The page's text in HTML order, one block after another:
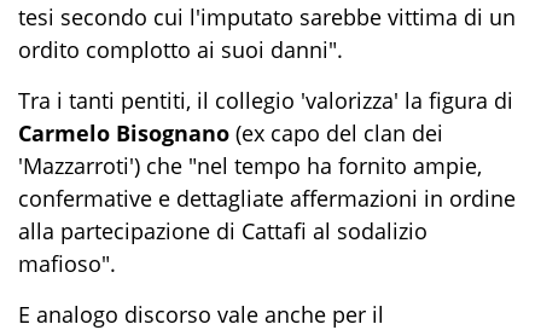
tesi secondo cui l'imputato sarebbe vittima di un
ordito complotto ai suoi danni".
Tra i tanti pentiti, il collegio 'valorizza' la figura di
Carmelo Bisognano (ex capo del clan dei
'Mazzarroti') che "nel tempo ha fornito ampie,
confermative e dettagliate affermazioni in ordine
alla partecipazione di Cattafi al sodalizio
mafioso".
E analogo discorso vale anche per il